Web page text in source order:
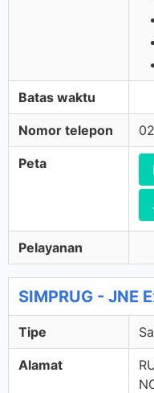
Batas waktu
Nomor telepon
Peta
Pelayanan
SIMPRUG - JNE
Tipe
Alamat